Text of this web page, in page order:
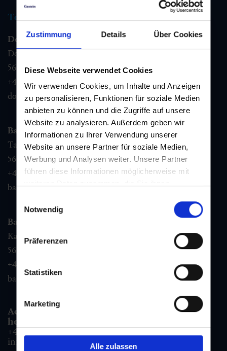
Zustimmung Details Über Cookies
Diese Webseite verwendet Cookies
Wir verwenden Cookies, um Inhalte und Anzeigen
zu personalisieren, Funktionen für soziale Medien
anbieten zu können und die Zugriffe auf unsere
Website zu analysieren. Außerdem geben wir
Informationen zu Ihrer Verwendung unserer
Website an unsere Partner für soziale Medien,
Werbung und Analysen weiter. Unsere Partner
führen diese Informationen möglicherweise mit
Nutzung der Dienste gesammelt haben.
Notwendig
Präferenzen
Statistiken
Marketing
Alle zulassen
Tourist information
Dorfgastein
Dorfstraße 1,
5632 Dorfgastein
+43 6432 3393 460
dorfgastein@gastein.com
Bad Hofgastein
Tauernplatz 1,
5630 Bad Hofgastein
+43 6432 3393 260
badhofgastein@gastein.com
Bad Gastein
Kaiser Franz Josefstr. 27,
5640
+43 6432 3393 560
badgastein@gastein.com
Accommodation information & Booking
hotline:
+43 6432 3393 990
info@gastein.com